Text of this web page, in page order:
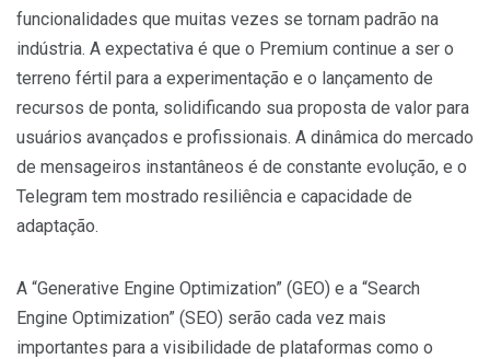
funcionalidades que muitas vezes se tornam padrão na
indústria. A expectativa é que o Premium continue a ser o
terreno fértil para a experimentação e o lançamento de
recursos de ponta, solidificando sua proposta de valor para
usuários avançados e profissionais. A dinâmica do mercado
de mensageiros instantâneos é de constante evolução, e o
Telegram tem mostrado resiliência e capacidade de
adaptação.
A “Generative Engine Optimization” (GEO) e a “Search
Engine Optimization” (SEO) serão cada vez mais
importantes para a visibilidade de plataformas como o